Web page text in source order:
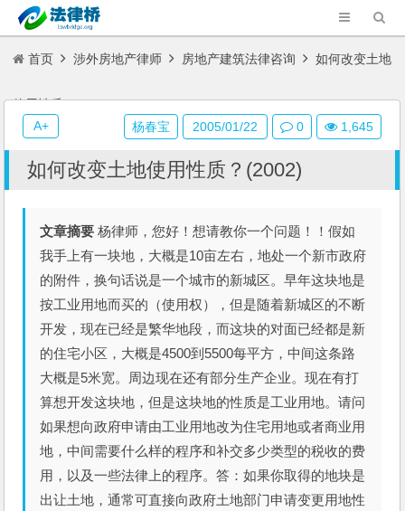
首页 涉外房地产律师 房地产建筑法律咨询 如何改变土地
使用性质？(2002)
如何改变土地使用性质？(2002)
文章摘要 杨律师，您好！想请教你一个问题！！假如
我手上有一块地，大概是10亩左右，地处一个新市政府
的附件，换句话说是一个城市的新城区。早年这块地是
按工业用地而买的（使用权），但是随着新城区的不断
开发，现在已经是繁华地段，而这块的对面已经都是新
的住宅小区，大概是4500到5500每平方，中间这条路
大概是5米宽。周边现在还有部分生产企业。现在有打
算想开发这块地，但是这块地的性质是工业用地。请问
如果想向政府申请由工业用地改为住宅用地或者商业用
地，中间需要什么样的程序和补交多少类型的税收的费
用，以及一些法律上的程序。答：如果你取得的地块是
出让土地，通常可直接向政府土地部门申请变更用地性
杨春宝 2005/01/22 0 1,645
A+